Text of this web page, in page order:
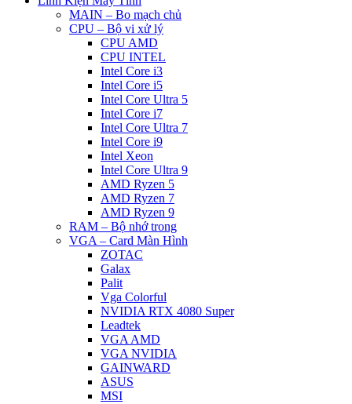
MAIN – Bo mạch chủ
CPU – Bộ vi xử lý
CPU AMD
CPU INTEL
Intel Core i3
Intel Core i5
Intel Core Ultra 5
Intel Core i7
Intel Core Ultra 7
Intel Core i9
Intel Xeon
Intel Core Ultra 9
AMD Ryzen 5
AMD Ryzen 7
AMD Ryzen 9
RAM – Bộ nhớ trong
VGA – Card Màn Hình
ZOTAC
Galax
Palit
Vga Colorful
NVIDIA RTX 4080 Super
Leadtek
VGA AMD
VGA NVIDIA
GAINWARD
ASUS
MSI